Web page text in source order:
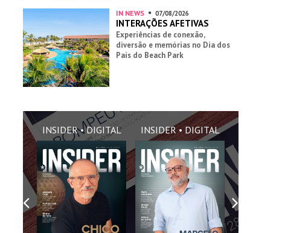
IN NEWS 07/08/2026
INTERAÇÕES AFETIVAS
Experiências de conexão,
diversão e memórias no Dia dos
Pais do Beach Park
INSIDER • DIGITAL INSIDER • DIGITAL